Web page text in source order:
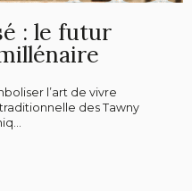
: le futur
l’art de vivre
des Tawny